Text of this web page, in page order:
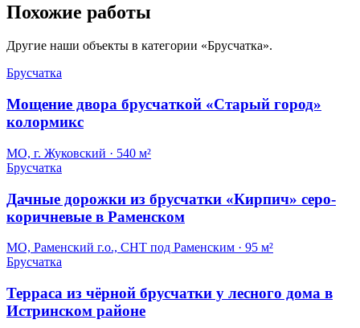
Похожие работы
Другие наши объекты в категории «Брусчатка».
Брусчатка
Мощение двора брусчаткой «Старый город»
колормикс
МО, г. Жуковский · 540 м²
Брусчатка
Дачные дорожки из брусчатки «Кирпич» серо-
коричневые в Раменском
МО, Раменский г.о., СНТ под Раменским · 95 м²
Брусчатка
Терраса из чёрной брусчатки у лесного дома в
Истринском районе